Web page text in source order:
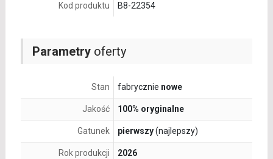
Parametryoferty
Stan fabrycznie nowe
Jakość 100% oryginalne
Gatunek pierwszy(najlepszy)
Rok produkcji 2026
Kod produktu B8-22354